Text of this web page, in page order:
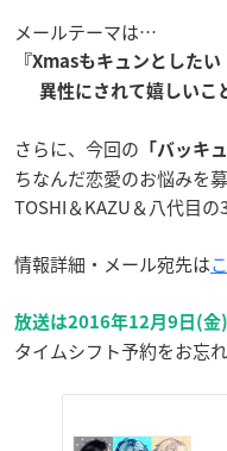
メールテーマは…
『Xmasもキュンとしたい
異性にされて嬉しいこ
さらに、今回の 「バッキ
ちなんだ恋愛のお悩みを
TOSHI＆KAZU＆八代目
情報詳細・メール宛先は
放送は2016年12月9日(金
タイムシフト予約をお忘